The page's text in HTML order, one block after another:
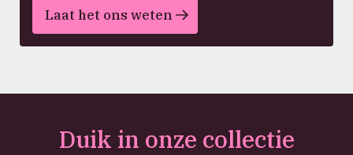
Laat het ons weten
Duik in onze collectie